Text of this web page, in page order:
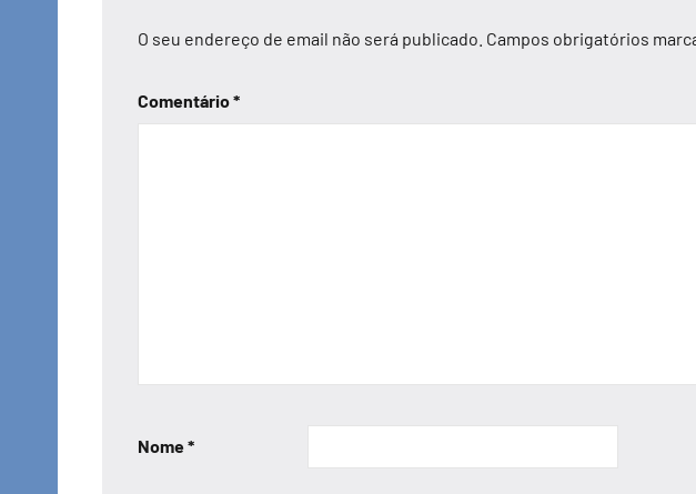
O seu endereço de email não será publicado. Campos obrigatórios
Comentário*
Nome*